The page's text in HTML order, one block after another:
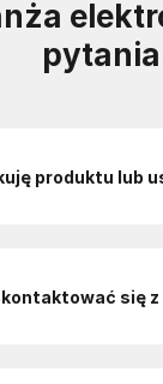
produktu lub
się